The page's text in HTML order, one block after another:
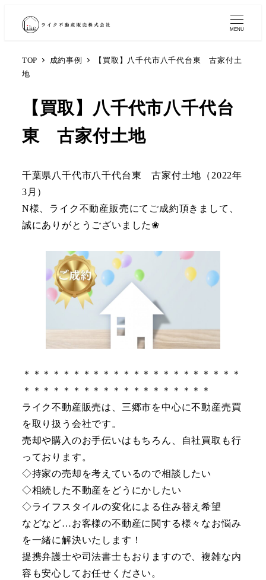
MENU
TOP 成約事例
【買取】八千代市八千代台東 古家付土
地
【買取】八千代市八千代台
東 古家付土地
千葉県八千代市八千代台東 古家付土地（2022年
3月）
N様、ライク不動産販売にてご成約頂きまして、
誠にありがとうございました❀
＊＊＊＊＊＊＊＊＊＊＊＊＊＊＊＊＊＊＊＊＊＊
＊＊＊＊＊＊＊＊＊＊＊＊＊＊＊＊＊＊＊
ライク不動産販売は、三郷市を中心に不動産売買
を取り扱う会社です。
売却や購入のお手伝いはもちろん、自社買取も行
っております。
◇持家の売却を考えているので相談したい
◇相続した不動産をどうにかしたい
◇ライフスタイルの変化による住み替え希望
などなど…お客様の不動産に関する様々なお悩み
を一緒に解決いたします！
提携弁護士や司法書士もおりますので、複雑な内
容も安心してお任せください。